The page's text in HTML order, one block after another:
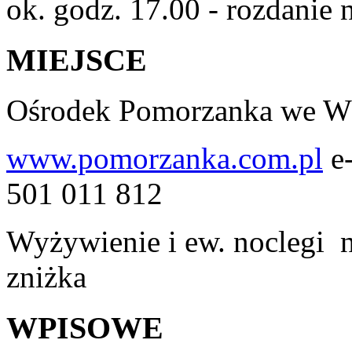
ok. godz. 17.00 - rozdanie
MIEJSCE
Ośrodek Pomorzanka we
www.pomorzanka.com.pl
501 011 812
Wyżywienie i ew. noclegi
zniżka
WPISOWE